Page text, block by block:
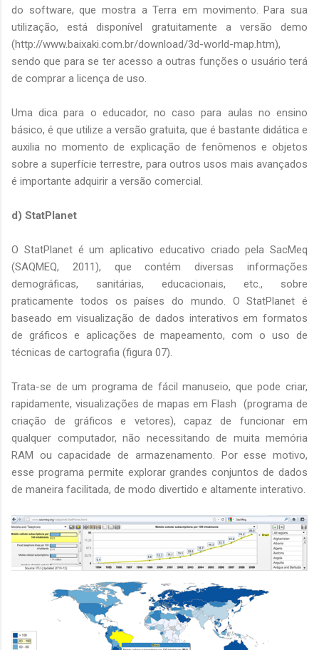
do software, que mostra a Terra em movimento. Para sua
utilização, está disponível gratuitamente a versão demo
(http://www.baixaki.com.br/download/3d-world-map.htm),
sendo que para se ter acesso a outras funções o usuário terá
de comprar a licença de uso.
Uma dica para o educador, no caso para aulas no ensino
básico, é que utilize a versão gratuita, que é bastante didática e
auxilia no momento de explicação de fenômenos e objetos
sobre a superfície terrestre, para outros usos mais avançados
é importante adquirir a versão comercial.
d) StatPlanet
O StatPlanet é um aplicativo educativo criado pela SacMeq
(SAQMEQ, 2011), que contém diversas informações
demográficas, sanitárias, educacionais, etc., sobre
praticamente todos os países do mundo. O StatPlanet é
baseado em visualização de dados interativos em formatos
de gráficos e aplicações de mapeamento, com o uso de
técnicas de cartografia (figura 07).
Trata-se de um programa de fácil manuseio, que pode criar,
rapidamente, visualizações de mapas em Flash (programa de
criação de gráficos e vetores), capaz de funcionar em
qualquer computador, não necessitando de muita memória
RAM ou capacidade de armazenamento. Por esse motivo,
esse programa permite explorar grandes conjuntos de dados
de maneira facilitada, de modo divertido e altamente interativo.